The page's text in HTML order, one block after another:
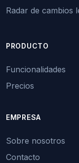
Radar de cambios
PRODUCTO
Funcionalidades
Precios
EMPRESA
Sobre nosotros
Contacto